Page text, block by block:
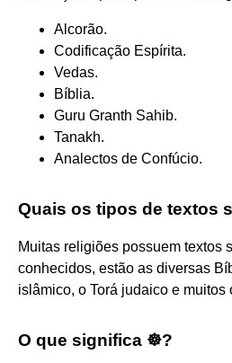
Alcorão.
Codificação Espírita.
Vedas.
Bíblia.
Guru Granth Sahib.
Tanakh.
Analectos de Confúcio.
Quais os tipos de textos
Muitas religiões possuem textos
conhecidos, estão as diversas
islâmico, o Torá judaico e muitos
O que significa ☸?